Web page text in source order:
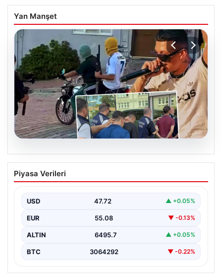
Yan Manşet
Rapçi Keskin’in Klipte Silah Kullanımı
Nedeniyle Gözaltına Alınması
rapçi Yüşa Keskin, son yaptığı müzik klibinde…
Piyasa Verileri
USD 47.72 ▲ +0.05%
EUR 55.08 ▼ -0.13%
ALTIN 6495.7 ▲ +0.05%
BTC 3064292 ▼ -0.22%